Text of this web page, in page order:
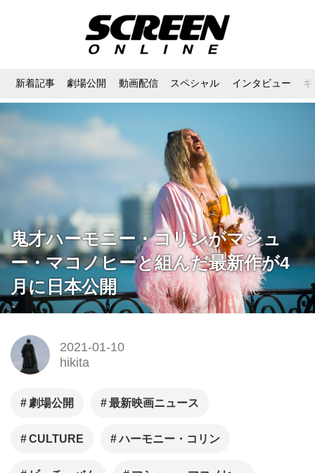
新着記事 劇場公開 動画配信 スペシャル インタビュー
鬼才ハーモニー・コリンがマシュ
ー・マコノヒーと組んだ最新作が4
月に日本公開
2021-01-10
hikita
劇場公開 最新映画ニュース
CULTURE ハーモニー・コリン